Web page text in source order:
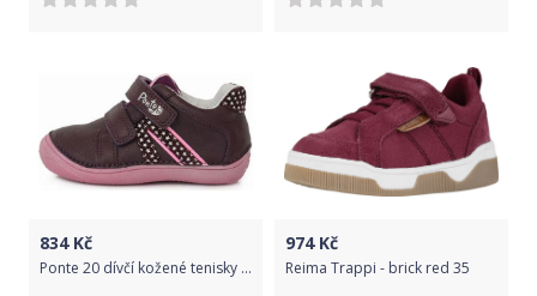
834Kč
Ponte 20 dívčí kožené tenisky PP121A-DA03-1-877B OBT 26 vínová
974Kč
Reima Trappi - brick red 35